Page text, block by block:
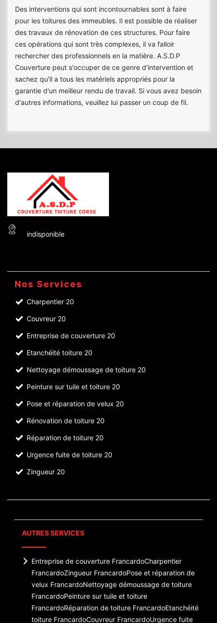
Des interventions qui sont incontournables sont à faire
pour les toitures des immeubles. Il est possible de réaliser
des travaux de rénovation de ces structures. Pour faire
ces opérations qui sont très complexes, il va falloir
rechercher des professionnels en la matière. A.S.D.P
Couverture peut s'occuper de ce genre d'intervention et
sachez qu'il a tous les matériels appropriés pour la
garantie d'un meilleur rendu de travail. Si vous avez besoin
d'autres informations, veuillez lui passer un coup de fil.
indisponible
Nos Services
Charpentier 20
Couvreur 20
Entreprise de couverture 20
Etanchéité toiture 20
Nettoyage démoussage de toiture 20
Peinture sur tuile et toiture 20
Pose et réparation de velux 20
Rénovation de toiture 20
Réparation de toiture 20
Urgence fuite de toiture 20
Zingueur 20
AUTRES SERVICES
Entreprise de couverture FrancardoCharpentier
FrancardoZingueur FrancardoPose et réparation de
velux FrancardoNettoyage démoussage de toiture
FrancardoPeinture sur tuile et toiture
FrancardoRéparation de toiture FrancardoEtanchéité
toiture FrancardoCouvreur FrancardoUrgence fuite